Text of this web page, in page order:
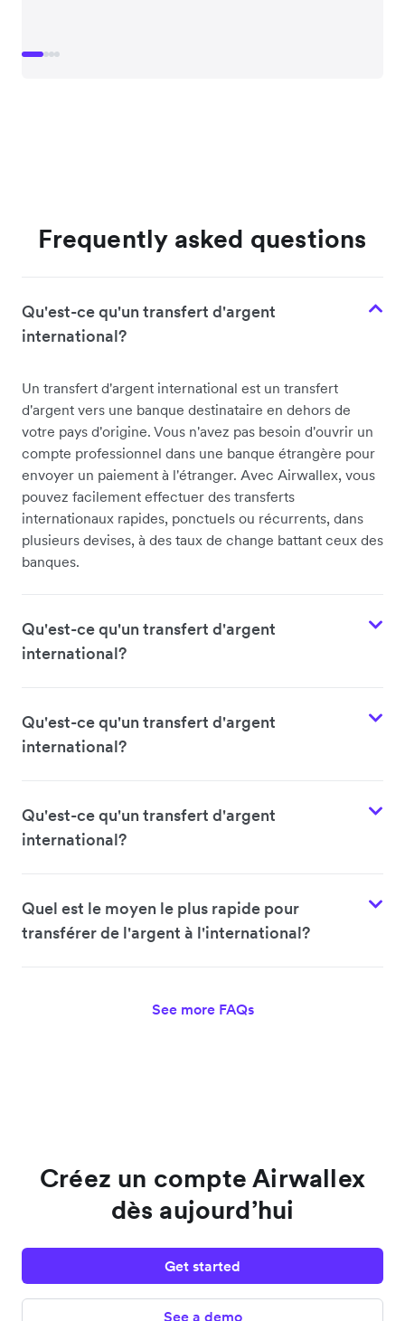
Frequently asked questions
Qu'est-ce qu'un transfert d'argent
international?
Un transfert d'argent international est un transfert
d'argent vers une banque destinataire en dehors de
votre pays d'origine. Vous n'avez pas besoin d'ouvrir un
compte professionnel dans une banque étrangère pour
envoyer un paiement à l'étranger. Avec Airwallex, vous
pouvez facilement effectuer des transferts
internationaux rapides, ponctuels ou récurrents, dans
plusieurs devises, à des taux de change battant ceux des
banques.
Qu'est-ce qu'un transfert d'argent
international?
Qu'est-ce qu'un transfert d'argent
international?
Qu'est-ce qu'un transfert d'argent
international?
Quel est le moyen le plus rapide pour
transférer de l'argent à l'international?
See more FAQs
Créez un compte Airwallex
dès aujourd’hui
Get started
See a demo